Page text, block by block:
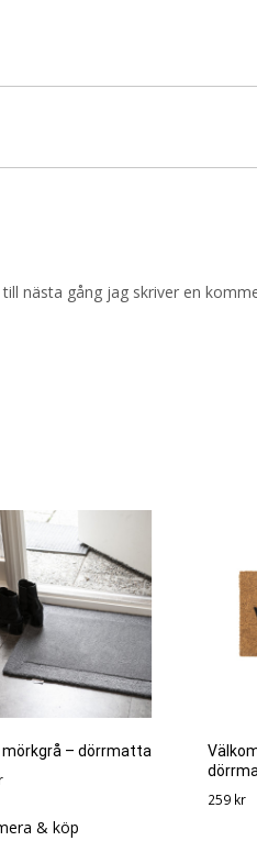
nästa gång jag skriver en
mörkgrå – dörrmatta
& köp
259 kr